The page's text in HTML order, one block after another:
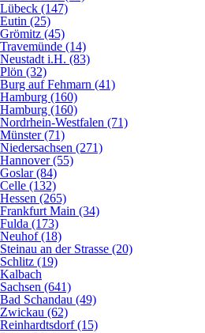
Lübeck (147)
Eutin (25)
Grömitz (45)
Travemünde (14)
Neustadt i.H. (83)
Plön (32)
Burg auf Fehmarn (41)
Hamburg (160)
Hamburg (160)
Nordrhein-Westfalen (71)
Münster (71)
Niedersachsen (271)
Hannover (55)
Goslar (84)
Celle (132)
Hessen (265)
Frankfurt Main (34)
Fulda (173)
Neuhof (18)
Steinau an der Strasse (20)
Schlitz (19)
Kalbach
Sachsen (641)
Bad Schandau (49)
Zwickau (62)
Reinhardtsdorf (15)